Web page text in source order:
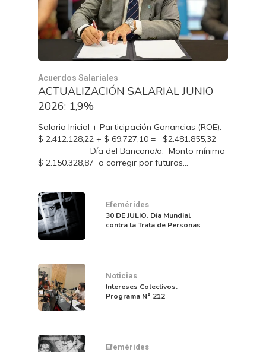
Acuerdos Salariales
ACTUALIZACIÓN SALARIAL JUNIO
2026: 1,9%
Salario Inicial + Participación Ganancias (ROE):
$ 2.412.128,22 + $ 69.727,10 = $2.481.855,32
Día del Bancario/a: Monto mínimo
$ 2.150.328,87 a corregir por futuras…
Efemérides
30 DE JULIO. Día Mundial
contra la Trata de Personas
Noticias
Intereses Colectivos.
Programa N° 212
Efemérides